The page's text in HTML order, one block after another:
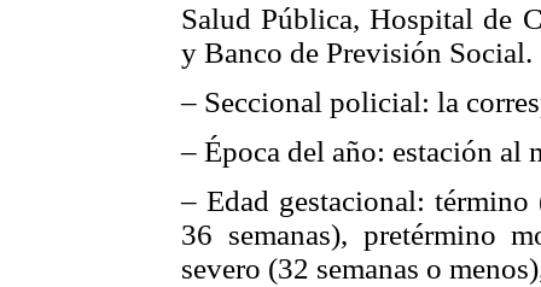
Salud Pública, Hospital de
y Banco de Previsión Social.
– Seccional policial: la
– Época del año: estación al
– Edad gestacional:
36 semanas), pretérmino
severo (32 semanas o